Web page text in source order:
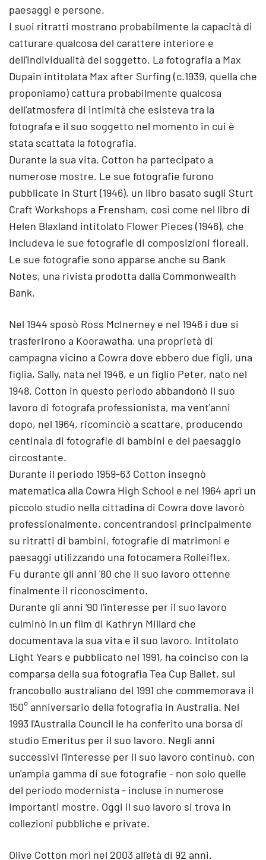
paesaggi e persone.
I suoi ritratti mostrano probabilmente la capacità di
catturare qualcosa del carattere interiore e
dell'individualità del soggetto. La fotografia a Max
Dupain intitolata Max after Surfing (c.1939, quella che
proponiamo) cattura probabilmente qualcosa
dell'atmosfera di intimità che esisteva tra la
fotografa e il suo soggetto nel momento in cui è
stata scattata la fotografia.
Durante la sua vita, Cotton ha partecipato a
numerose mostre. Le sue fotografie furono
pubblicate in Sturt (1946), un libro basato sugli Sturt
Craft Workshops a Frensham, così come nel libro di
Helen Blaxland intitolato Flower Pieces (1946), che
includeva le sue fotografie di composizioni floreali.
Le sue fotografie sono apparse anche su Bank
Notes, una rivista prodotta dalla Commonwealth
Bank.
Nel 1944 sposò Ross McInerney e nel 1946 i due si
trasferirono a Koorawatha, una proprietà di
campagna vicino a Cowra dove ebbero due figli, una
figlia, Sally, nata nel 1946, e un figlio Peter, nato nel
1948. Cotton in questo periodo abbandonò il suo
lavoro di fotografa professionista, ma vent'anni
dopo, nel 1964, ricominciò a scattare, producendo
centinaia di fotografie di bambini e del paesaggio
circostante.
Durante il periodo 1959-63 Cotton insegnò
matematica alla Cowra High School e nel 1964 aprì un
piccolo studio nella cittadina di Cowra dove lavorò
professionalmente, concentrandosi principalmente
su ritratti di bambini, fotografie di matrimoni e
paesaggi utilizzando una fotocamera Rolleiflex.
Fu durante gli anni '80 che il suo lavoro ottenne
finalmente il riconoscimento.
Durante gli anni '90 l'interesse per il suo lavoro
culminò in un film di Kathryn Millard che
documentava la sua vita e il suo lavoro. Intitolato
Light Years e pubblicato nel 1991, ha coinciso con la
comparsa della sua fotografia Tea Cup Ballet, sul
francobollo australiano del 1991 che commemorava il
150° anniversario della fotografia in Australia. Nel
1993 l'Australia Council le ha conferito una borsa di
studio Emeritus per il suo lavoro. Negli anni
successivi l'interesse per il suo lavoro continuò, con
un'ampia gamma di sue fotografie - non solo quelle
del periodo modernista - incluse in numerose
importanti mostre. Oggi il suo lavoro si trova in
collezioni pubbliche e private.
Olive Cotton morì nel 2003 all'età di 92 anni.